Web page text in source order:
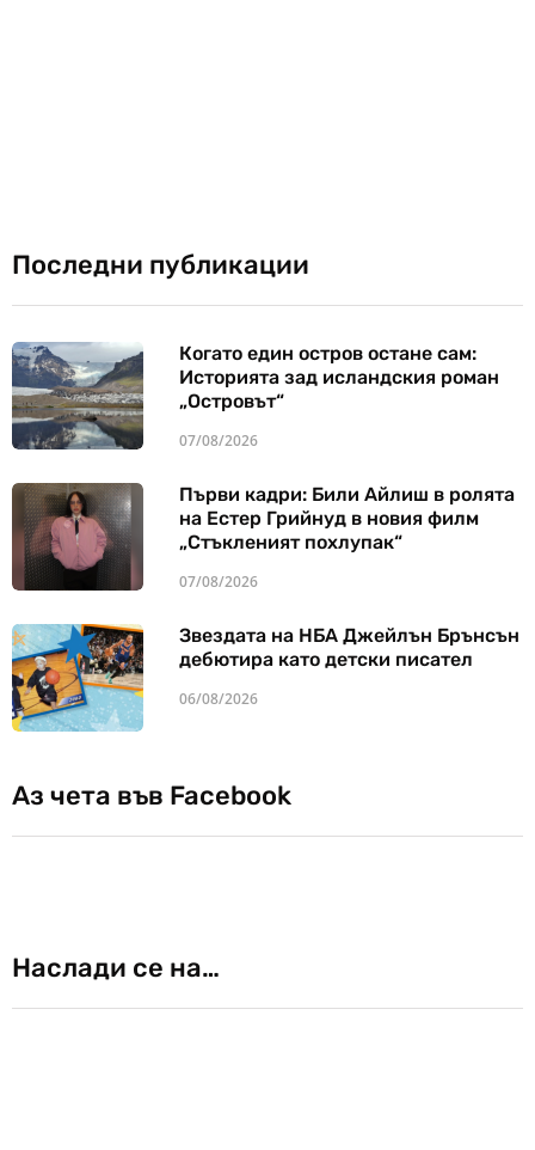
Последни публикации
Когато един остров остане сам:
Историята зад исландския роман
„Островът“
07/08/2026
Първи кадри: Били Айлиш в ролята
на Естер Грийнуд в новия филм
„Стъкленият похлупак“
07/08/2026
Звездата на НБА Джейлън Брънсън
дебютира като детски писател
06/08/2026
Аз чета във Facebook
Наслади се на…